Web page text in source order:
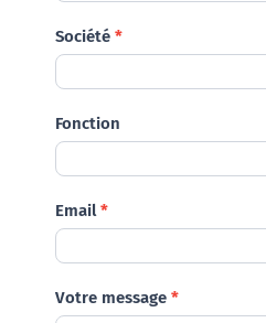
Société *
Fonction
Email*
Votre message *